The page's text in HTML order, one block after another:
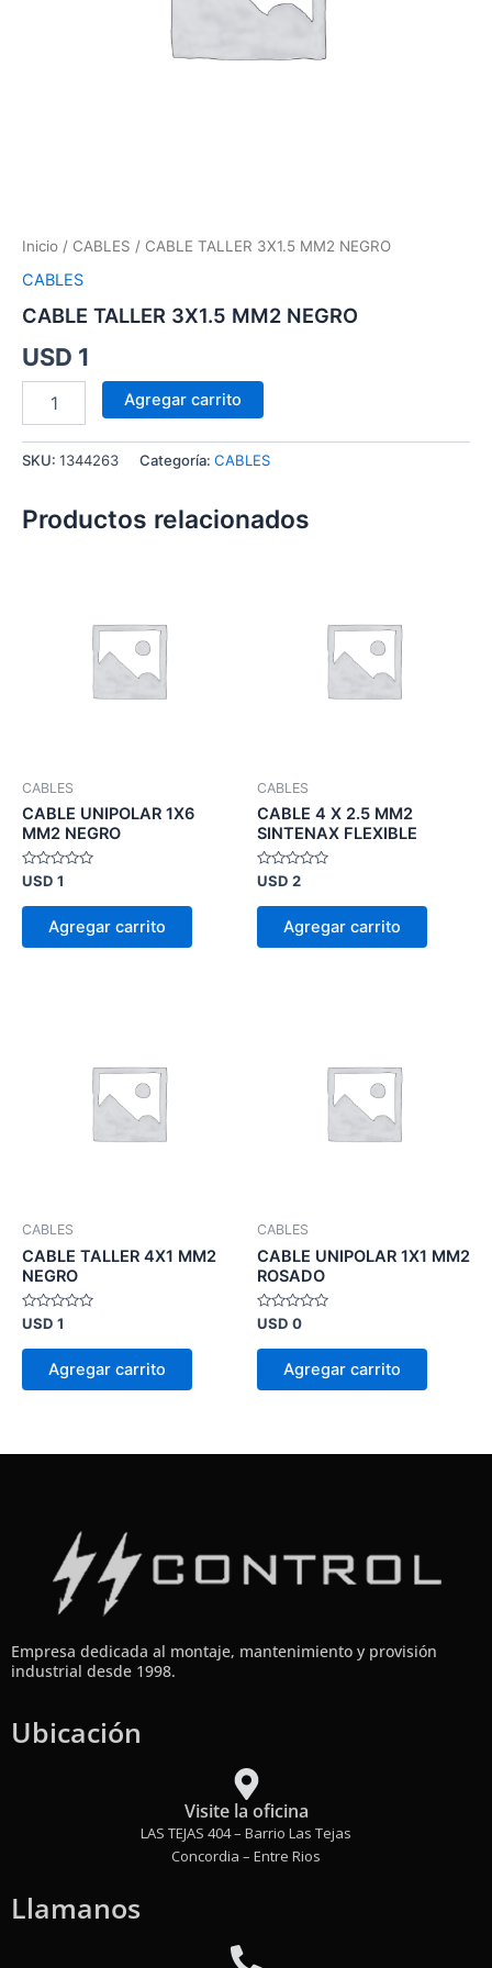
Inicio / CABLES / CABLE TALLER 3X1.5 MM2 NEGRO
CABLES
CABLE TALLER 3X1.5 MM2 NEGRO
USD 1
Agregar carrito
SKU: 1344263 Categoría: CABLES
Productos relacionados
CABLES
CABLE UNIPOLAR 1X6
MM2 NEGRO
Valorado
0
USD 1
Agregar carrito
CABLES
CABLE 4 X 2.5 MM2
SINTENAX FLEXIBLE
Valorado
0
USD 2
Agregar carrito
CABLES
CABLE TALLER 4X1 MM2
NEGRO
Valorado
en
0
USD 1
Agregar carrito
CABLES
CABLE UNIPOLAR 1X1 MM2
ROSADO
Valorado
en
0
USD 0
Agregar carrito
Empresa dedicada al montaje, mantenimiento y provisión
industrial desde 1998.
Ubicación
Visite la oficina
LAS TEJAS 404 – Barrio Las Tejas
Concordia – Entre Rios
Llamanos